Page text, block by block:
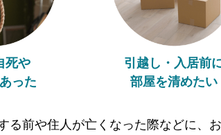
死や
った
引越し・入居前
部屋を清めたい
る前や住人が亡くなった際などに、